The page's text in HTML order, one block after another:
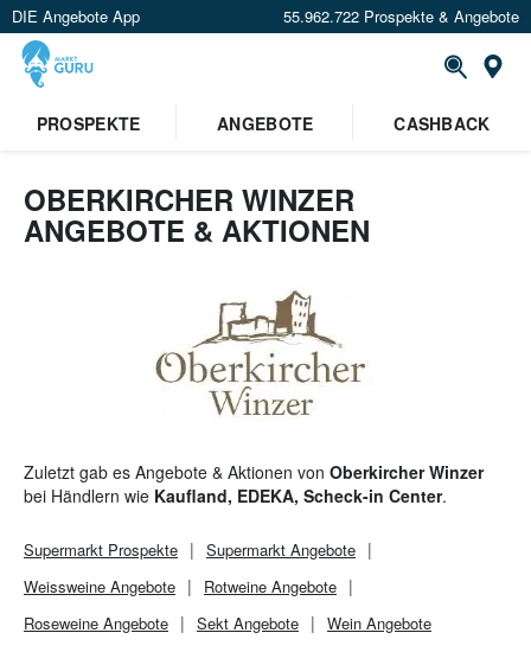
DIE Angebote App 55.962.722 Prospekte & Angebote
Standort festlegen
PROSPEKTE ANGEBOTE CASHBACK
OBERKIRCHER WINZER
ANGEBOTE & AKTIONEN
Zuletzt gab es Angebote & Aktionen von Oberkircher Winzer
bei Händlern wie Kaufland, EDEKA, Scheck-in Center.
Supermarkt Prospekte Supermarkt Angebote
Weissweine Angebote
Rotweine Angebote
Roseweine Angebote
Sekt Angebote Wein Angebote